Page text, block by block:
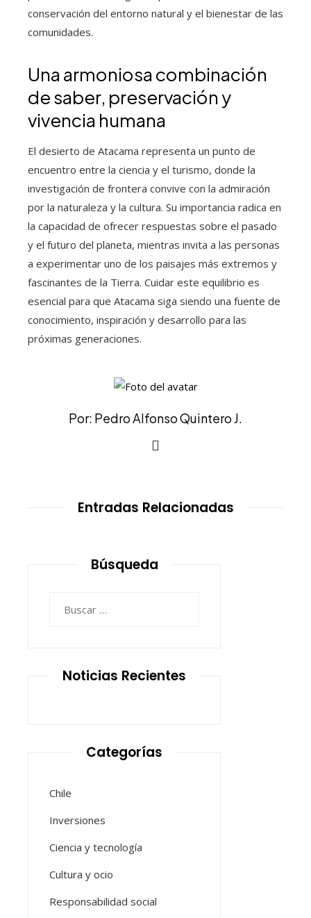
conservación del entorno natural y el bienestar de las
comunidades.
Una armoniosa combinación
de saber, preservación y
vivencia humana
El desierto de Atacama representa un punto de
encuentro entre la ciencia y el turismo, donde la
investigación de frontera convive con la admiración
por la naturaleza y la cultura. Su importancia radica en
la capacidad de ofrecer respuestas sobre el pasado
y el futuro del planeta, mientras invita a las personas
a experimentar uno de los paisajes más extremos y
fascinantes de la Tierra. Cuidar este equilibrio es
esencial para que Atacama siga siendo una fuente de
conocimiento, inspiración y desarrollo para las
próximas generaciones.
Por: Pedro Alfonso Quintero J.
Entradas Relacionadas
Búsqueda
Noticias Recientes
Categorías
Chile
Inversiones
Ciencia y tecnología
Cultura y ocio
Responsabilidad social